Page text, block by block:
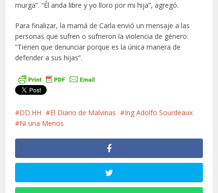
murga”. “Él anda libre y yo lloro por mi hija”, agregó.
Para finalizar, la mamá de Carla envió un mensaje a las
personas que sufren o sufrieron la violencia de género:
“Tienen que denunciar porque es la única manera de
defender a sus hijas”.
DD.HH El Diario de Malvinas
Ing Adolfo Sourdeaux
Ni una Menos